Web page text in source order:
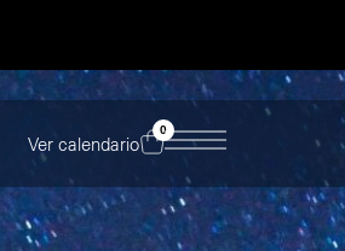
Ver calendario
0